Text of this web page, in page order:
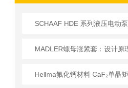
SCHAAF HDE 系列液压电动泵